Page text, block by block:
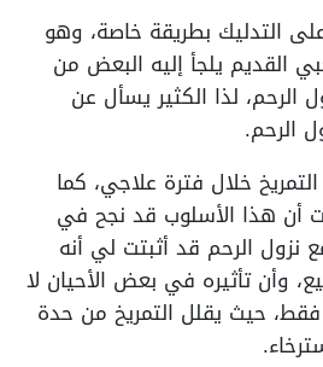
التدليك بطريقة خاصة، وهو
القديم يلجأ إليه البعض من
الرحم، لذا الكثير يسأل عن
الرحم.
خلال فترة علاجي، كما
أن هذا الأسلوب قد نجح في
نزول الرحم قد أثبتت لي أنه
وأن تأثيره في بعض الأحيان لا
حيث يقلل التمريخ من حدة